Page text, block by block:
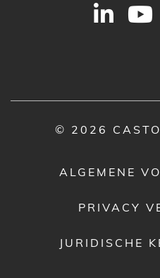
© 2026
ALGEMENE
PRIVACY
JURIDISCHE